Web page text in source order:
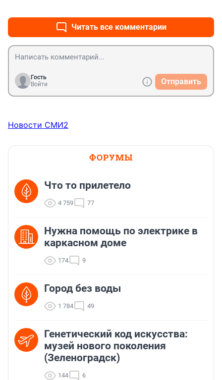
Читать все комментарии
Гость
Войти
Отправить
Новости СМИ2
ФОРУМЫ
Что то прилетело
4 759 77
Нужна помощь по электрике в
каркасном доме
174 9
Город без воды
1 784 49
Генетический код искусства:
музей нового поколения
(Зеленоградск)
144 6